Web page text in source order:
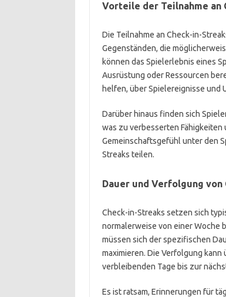
Vorteile der Teilnahme an
Die Teilnahme an Check-in-
Gegenständen, die
können das Spielerlebnis eines
Ausrüstung oder Ressourcen
helfen, über Spielereignisse und
Darüber hinaus finden sich
was zu verbesserten Fähigkeiten
Gemeinschaftsgefühl unter den
Streaks teilen.
Dauer und Verfolgung von
Check-in-Streaks setzen sich
normalerweise von einer Woche
müssen sich der spezifischen
maximieren. Die Verfolgung
verbleibenden Tage bis zur
Es ist ratsam, Erinnerungen für